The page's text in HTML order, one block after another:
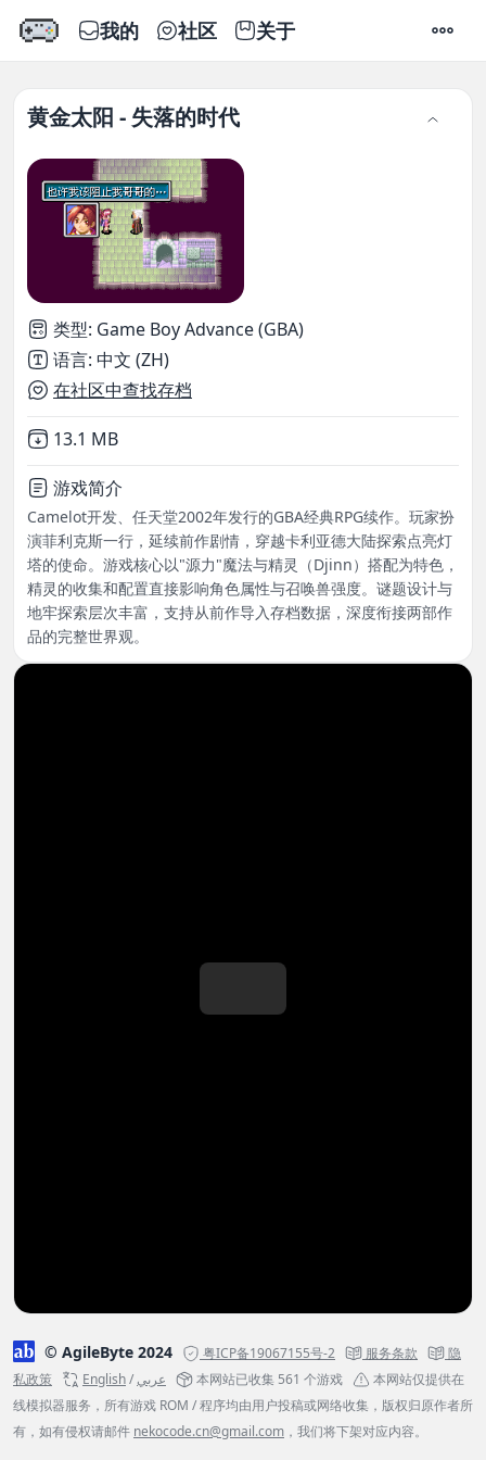
我的 社区 关于 设置
黄金太阳 - 失落的时代
类型: Game Boy Advance (GBA)
语言: 中文 (ZH)
在社区中查找存档
Not downloaded
13.1 MB
游戏简介
Camelot开发、任天堂2002年发行的GBA经典RPG续作。玩家扮
演菲利克斯一行，延续前作剧情，穿越卡利亚德大陆探索点亮灯
塔的使命。游戏核心以"源力"魔法与精灵（Djinn）搭配为特色，
精灵的收集和配置直接影响角色属性与召唤兽强度。谜题设计与
地牢探索层次丰富，支持从前作导入存档数据，深度衔接两部作
品的完整世界观。
© AgileByte 2024 粤ICP备19067155号-2 服务条款
隐
私政策
English/عربي 本网站已收集 561 个游戏
本网站仅提供在
线模拟器服务，所有游戏 ROM / 程序均由用户投稿或网络收集，版权归原作者所
有，如有侵权请邮件 nekocode.cn@gmail.com ，我们将下架对应内容。